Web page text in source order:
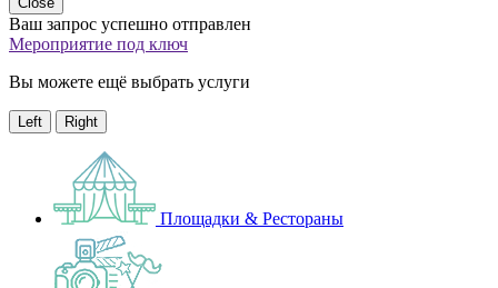
Ваш запрос успешно отправлен
Мероприятие под ключ
Вы можете ещё выбрать услуги
Left Right
Площадки & Рестораны